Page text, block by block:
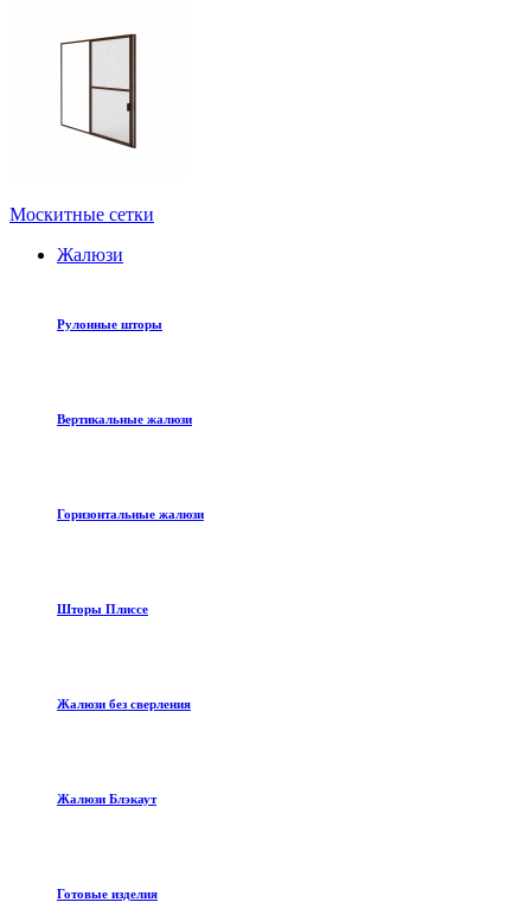
Москитные сетки
Жалюзи
Рулонные шторы
Вертикальные жалюзи
Горизонтальные жалюзи
Шторы Плиссе
Жалюзи без сверления
Жалюзи Блэкаут
Готовые изделия